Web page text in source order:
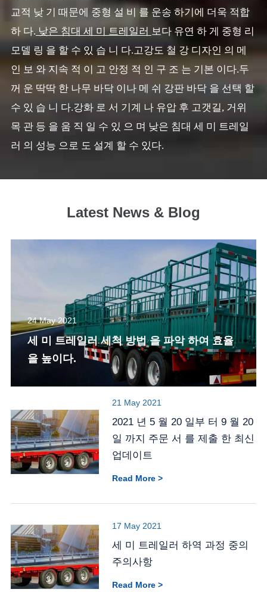
교적 낮 기 때문에 중형 설 비 를 운송 하기에 더욱 적합
하 다. 낮은 침대 세 미 트레일러 보다 유연 하 게 중형 리
모델 링 을 할 수 있 습 니 다.고강도 철 강 디자인 의 메
인 보 와 지속 적 이 고 안정 적 인 구 조 는 기본 이다.두
꺼 운 딱딱 한 나무 바닥 이나 메 쉬 강판 바닥 을 선택 할
수 있 습 니 다.강화 로 서 기계 나 유압 후 고갯길, 거위
목 관 등 을 움 직 일 수 있 으 며 낮은 침대 세 미 트레일
러 의 성능 으로 도 설계 할 수 있다.
Latest News & Blog
24 May 2021
세 미 트레일러 세척 방법 을 파악 하여 효율
을 높이다.
21 May 2021
2021 년 5 월 20 일부 터 9 월 20
일 까지 주문 서 를 제출 한 최신
업데이트
Read More >
17 May 2021
세 미 트레일러 하역 과정 중의
주의사항
Read More >